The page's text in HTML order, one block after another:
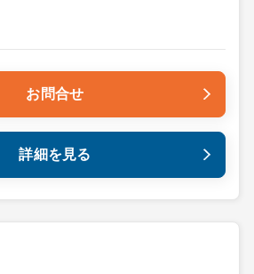
お問合せ
詳細を見る